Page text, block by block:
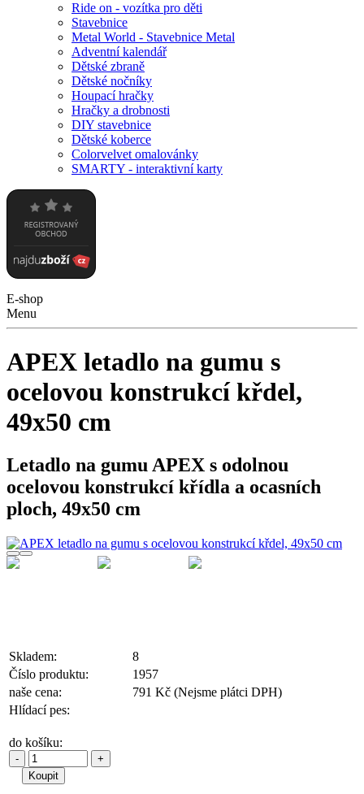
Ride on - vozítka pro děti
Stavebnice
Metal World - Stavebnice Metal
Adventní kalendář
Dětské zbraně
Dětské nočníky
Houpací hračky
Hračky a drobnosti
DIY stavebnice
Dětské koberce
Colorvelvet omalovánky
SMARTY - interaktivní karty
E-shop
Menu
APEX letadlo na gumu s
ocelovou konstrukcí křdel,
49x50 cm
Letadlo na gumu APEX s odolnou
ocelovou konstrukcí křídla a ocasních
ploch, 49x50 cm
Skladem:
8
Číslo produktu:
1957
naše cena:
791 Kč (Nejsme plátci DPH)
Hlídací pes:
do košíku:
- +